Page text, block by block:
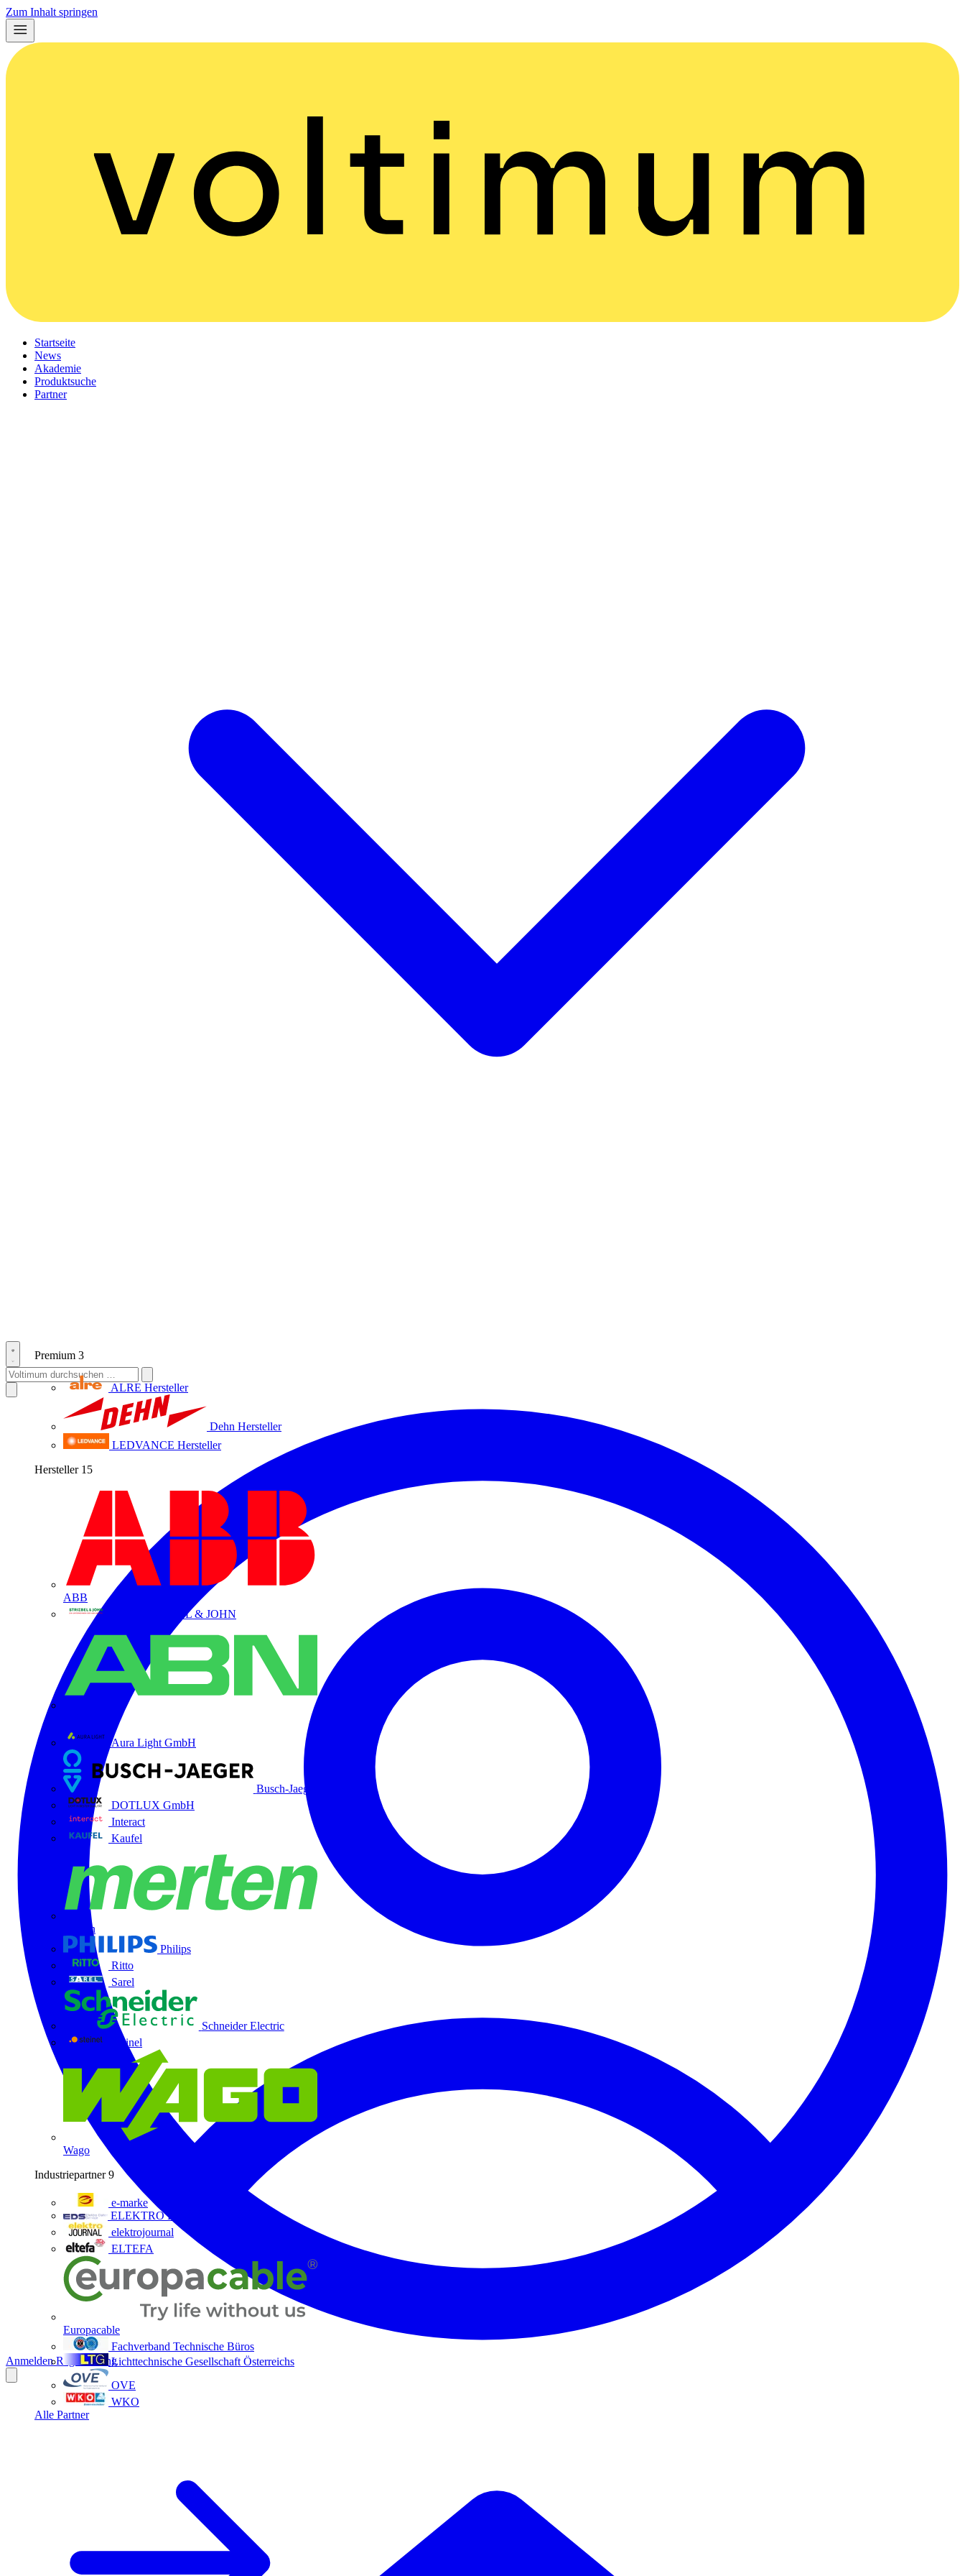
Zum Inhalt springen
Startseite
News
Akademie
Produktsuche
Partner
Premium 3
ALRE Hersteller
Dehn Hersteller
LEDVANCE Hersteller
Hersteller 15
ABB
ABB STRIEBEL & JOHN
Aura Light GmbH
Busch-Jaeger
DOTLUX GmbH
Interact
Kaufel
Merten
Philips
Ritto
Sarel
Schneider Electric
Steinel
Wago
Industriepartner 9
e-marke
ELEKTRO Daten Serviceges
elektrojournal
ELTEFA
Europacable
Fachverband Technische Büros
Lichttechnische Gesellschaft Österreichs
OVE
WKO
Alle Partner
AnmeldenRegistrierung